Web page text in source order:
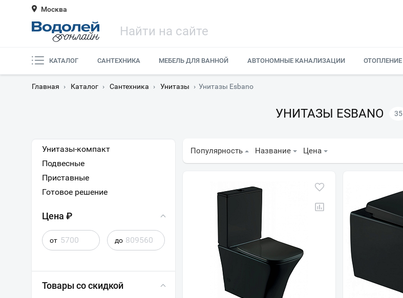
Москва
КАТАЛОГ САНТЕХНИКА МЕБЕЛЬ ДЛЯ ВАННОЙ АВТОНОМНЫЕ КАНАЛИЗАЦИИ ОТОПЛЕНИЕ
Главная › Каталог › Сантехника › Унитазы › Унитазы Esbano
УНИТАЗЫ ESBANO 35
Унитазы-компакт
Подвесные
Приставные
Готовое решение
Цена ₽
от до
Товары со скидкой
Популярность Название Цена